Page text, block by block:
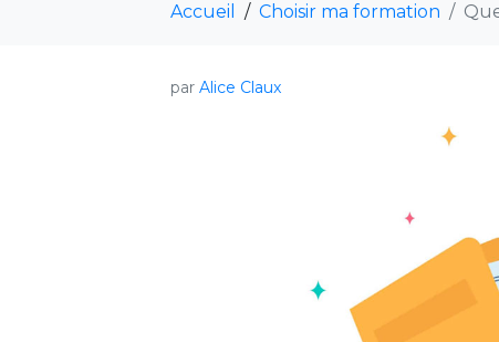
Accueil Choisir ma formation
parAlice Claux